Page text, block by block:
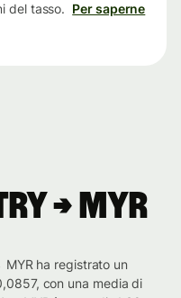
del tasso. Per saperne
→ MYR
ha registrato un
con una media di